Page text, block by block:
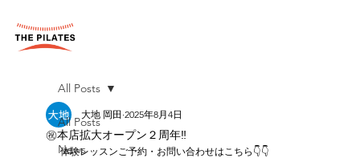
All Posts
News
All Posts
㊗️本店拡大オープン２周年‼︎
大地 岡田 2025年8月4日
体験レッスンご予約・お問い合わせはこちら👇👇